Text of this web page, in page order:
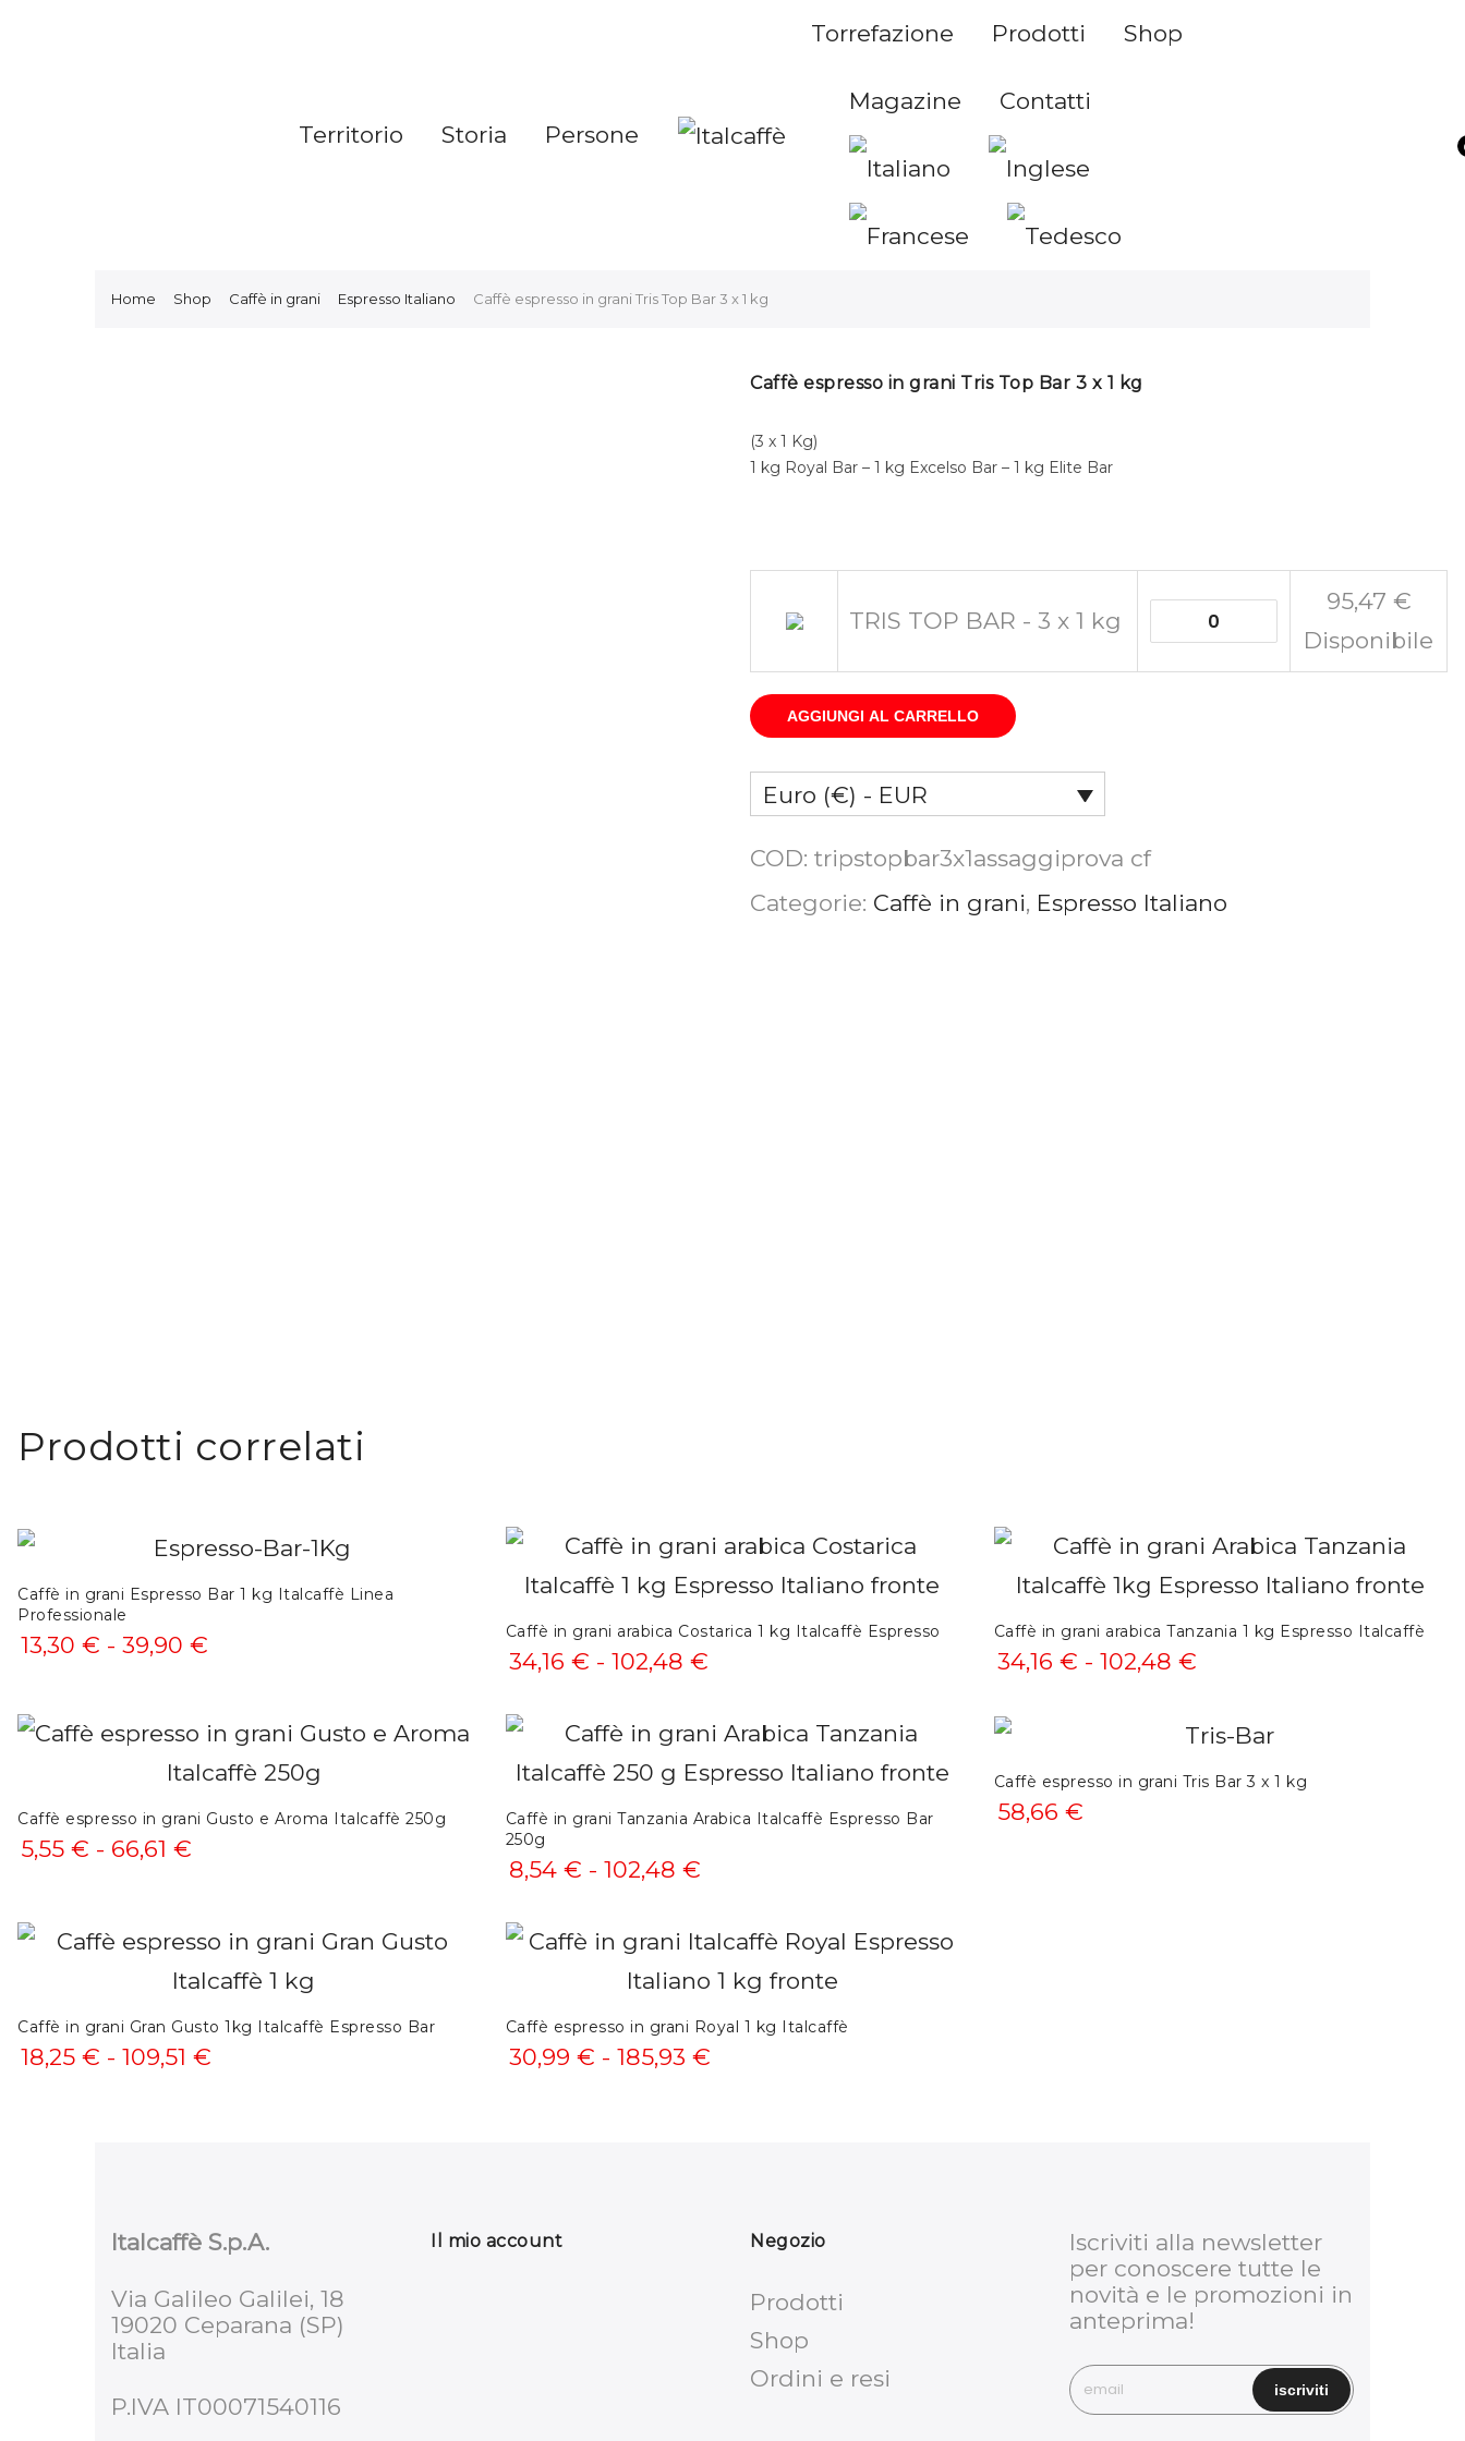
Territorio Storia Persone
Torrefazione Prodotti Shop
Magazine Contatti
Home Shop Caffè in grani Espresso Italiano Caffè espresso in grani Tris Top Bar 3 x 1 kg
Caffè espresso in grani Tris Top Bar 3 x 1 kg
(3 x 1 Kg)
1 kg Royal Bar – 1 kg Excelso Bar – 1 kg Elite Bar
TRIS TOP BAR - 3 x 1 kg
95,47 €
Disponibile
AGGIUNGI AL CARRELLO
Euro (€) - EUR
COD: tripstopbar3x1assaggiprova cf
Categorie: Caffè in grani, Espresso Italiano
Prodotti correlati
Caffè in grani Espresso Bar 1 kg Italcaffè Linea
Professionale
13,30 € - 39,90 €
prezzo:
da
Caffè in grani arabica Costarica 1 kg Italcaffè Espresso
34,16 € - 102,48 €Fascia
prezzo:
da
34,16 €
Caffè in grani arabica Tanzania 1 kg Espresso Italcaffè
34,16 € - 102,48 €Fascia
prezzo:
da
Caffè espresso in grani Gusto e Aroma Italcaffè 250g
5,55 € - 66,61 €
prezzo:
da
a
Caffè in grani Tanzania Arabica Italcaffè Espresso Bar
250g
8,54 € - 102,48 €Fascia
prezzo:
da
8,54 €
a
Caffè espresso in grani Tris Bar 3 x 1 kg
58,66 €
Caffè in grani Gran Gusto 1kg Italcaffè Espresso Bar
18,25 € - 109,51 €
a
109,51 €
Caffè espresso in grani Royal 1 kg Italcaffè
30,99 € - 185,93 €Fascia
185,93 €
Italcaffè S.p.A.
Via Galileo Galilei, 18
19020 Ceparana (SP)
Italia
P.IVA IT00071540116
Il mio account Negozio
Prodotti
Shop
Ordini e resi
Iscriviti alla newsletter
per conoscere tutte le
novità e le promozioni in
anteprima!